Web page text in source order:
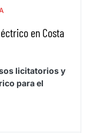
en Costa
licitatorios y
para el